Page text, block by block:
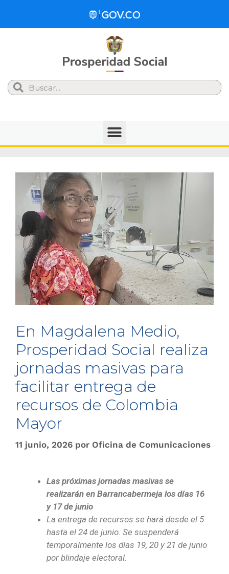
Search
En Magdalena Medio,
Prosperidad Social realiza
jornadas masivas para
facilitar entrega de
recursos de Colombia
Mayor
11 junio, 2026 por Oficina de Comunicaciones
Las próximas jornadas masivas se
realizarán en Barrancabermeja los días 16
y 17 de junio
La entrega de recursos se hará desde el 5
hasta el 24 de junio. Se suspenderá
temporalmente los días 19, 20 y 21 de junio
por blindaje electoral.